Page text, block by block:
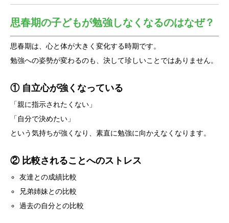
思春期の子どもが勉強しなくなるのはなぜ？
思春期は、心と体が大きく変化する時期です。
勉強への姿勢が変わるのも、決して珍しいことではありません。
① 自立心が強くなっている
「親に指示されたくない」
「自分で決めたい」
という気持ちが強くなり、素直に勉強に向かえなくなります。
② 比較されることへのストレス
友達との成績比較
兄弟姉妹との比較
過去の自分との比較